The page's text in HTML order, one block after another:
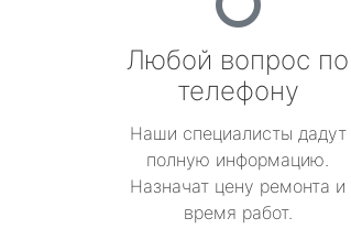
Любой вопрос по
телефону
Наши специалисты дадут
полную информацию.
Назначат цену ремонта и
время работ.